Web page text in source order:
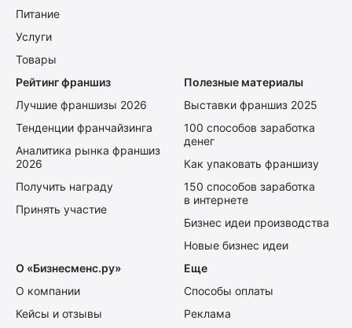
Питание
Услуги
Товары
Рейтинг франшиз
Лучшие франшизы 2026
Тенденции франчайзинга
Аналитика рынка франшиз
2026
Получить награду
Принять участие
Полезные материалы
Выставки франшиз 2025
100 способов заработка
денег
Как упаковать франшизу
150 способов заработка
в интернете
Бизнес идеи производства
Новые бизнес идеи
О «Бизнесменс.ру»
О компании
Кейсы и отзывы
Еще
Способы оплаты
Реклама